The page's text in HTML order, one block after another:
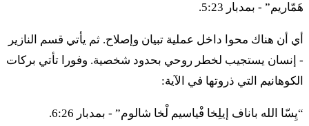
וַיִּהְיוּ פְּקֻדֵיהֶם לְמִשְׁפְּחֹתָם לְבֵית אֲבֹתָם
אַלְפַּיִם וְשֵׁשׁ מֵאוֹת וּשְׁלֹשִׁים׃
٤٠ فَيِّهْيو بْقوديهِم لْمِشْبّْحوتام لْبيت أَبوتام أَلْبَّيِم فْشيش مي
أوت أوشْلوشيم
هَمّاريم” - بمدبار 5:23.
أي أن هناك محوا داخل عملية تبيان وإصلاح. ثم يأتي قسم النازير
- إنسان يستجيب لخطر روحي بحدود شخصية. وفورا تأتي بركات
الكوهانيم التي ذروتها في الآية:
“يِسّا الله باناف إيلِخا فْياسيم لْخا شالوم” - بمدبار 6:26.